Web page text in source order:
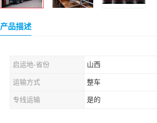
产品描述
启运地-省份 山西
运输方式 整车
专线运输 是的